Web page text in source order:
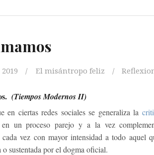
El misántropo feliz
(Tiempos Modernos II)
en ciertas redes sociales se generaliza la
en un proceso parejo y a la vez
cada vez con mayor intensidad a todo aquel
o sustentada por el dogma oficial.